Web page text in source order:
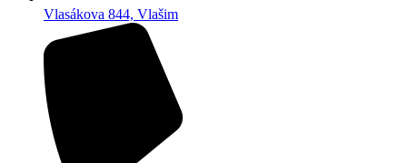
Vlasákova 844, Vlašim